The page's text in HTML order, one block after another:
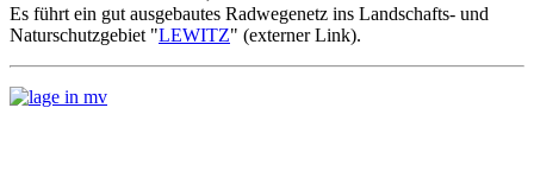
Es führt ein gut ausgebautes Radwegenetz ins Landschafts- und
Naturschutzgebiet "LEWITZ" (externer Link).